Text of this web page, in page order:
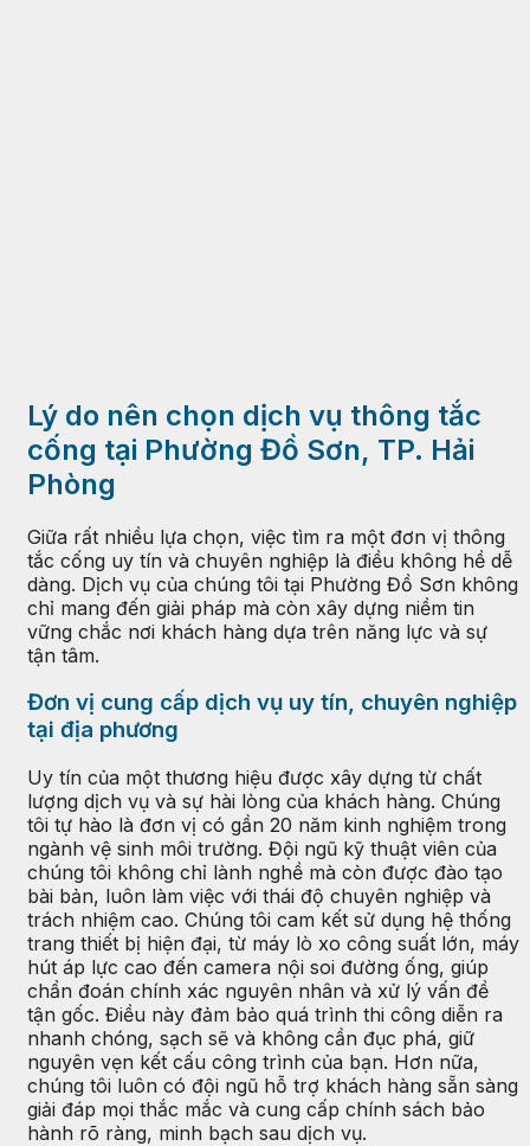
Lý do nên chọn dịch vụ thông tắc
cống tại Phường Đồ Sơn, TP. Hải
Phòng
Giữa rất nhiều lựa chọn, việc tìm ra một đơn vị thông
tắc cống uy tín và chuyên nghiệp là điều không hề dễ
dàng. Dịch vụ của chúng tôi tại Phường Đồ Sơn không
chỉ mang đến giải pháp mà còn xây dựng niềm tin
vững chắc nơi khách hàng dựa trên năng lực và sự
tận tâm.
Đơn vị cung cấp dịch vụ uy tín, chuyên nghiệp
tại địa phương
Uy tín của một thương hiệu được xây dựng từ chất
lượng dịch vụ và sự hài lòng của khách hàng. Chúng
tôi tự hào là đơn vị có gần 20 năm kinh nghiệm trong
ngành vệ sinh môi trường. Đội ngũ kỹ thuật viên của
chúng tôi không chỉ lành nghề mà còn được đào tạo
bài bản, luôn làm việc với thái độ chuyên nghiệp và
trách nhiệm cao. Chúng tôi cam kết sử dụng hệ thống
trang thiết bị hiện đại, từ máy lò xo công suất lớn, máy
hút áp lực cao đến camera nội soi đường ống, giúp
chẩn đoán chính xác nguyên nhân và xử lý vấn đề
tận gốc. Điều này đảm bảo quá trình thi công diễn ra
nhanh chóng, sạch sẽ và không cần đục phá, giữ
nguyên vẹn kết cấu công trình của bạn. Hơn nữa,
chúng tôi luôn có đội ngũ hỗ trợ khách hàng sẵn sàng
giải đáp mọi thắc mắc và cung cấp chính sách bảo
hành rõ ràng, minh bạch sau dịch vụ.